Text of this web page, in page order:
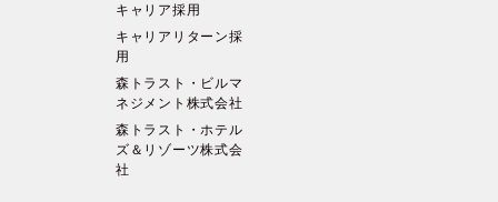
キャリア採用
キャリアリターン採
用
森トラスト・ビルマ
ネジメント株式会社
森トラスト・ホテル
ズ＆リゾーツ株式会
社